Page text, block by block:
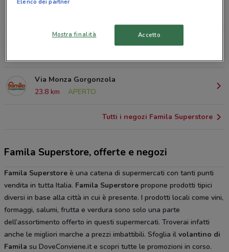
Via Alcide De Gasperi Martinengo
Via Monza Gorgonzola
23.8 km
APERTO
Tutti i negozi Famila Superstore
Famila Superstore, offerte e negozi
Famila Superstore è una catena di supermercati con tanti punti
vendita in tutta Italia. Famila Superstore propone prodotti tipici
diversi in base alla città in cui è presente. I prodotti locali come vini,
formaggi, salumi, frutta e verdura sono solo una parte
dell’assortimento offerto in questi supermercati. Troverai infatti
anche le migliori marche a prezzi imbattibili. Sfoglia il volantino di
Famila su DoveConviene.it e scopri tutte le promozioni in corso.
Elenco dei partner
Mostra finalità Accetto